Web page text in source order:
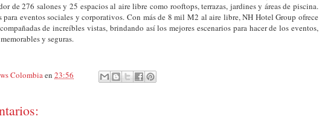
de 276 salones y 25 espacios al aire libre como rooftops, terrazas, jardines y áreas de piscina.
para eventos sociales y corporativos. Con más de 8 mil M2 al aire libre, NH Hotel Group ofrece
de increíbles vistas, brindando así los mejores escenarios para hacer de los eventos,
y seguras.
Colombiaen 23:56